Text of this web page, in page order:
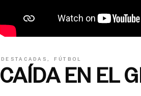
DESTACADAS , FÚTBOL
CAÍDA EN EL